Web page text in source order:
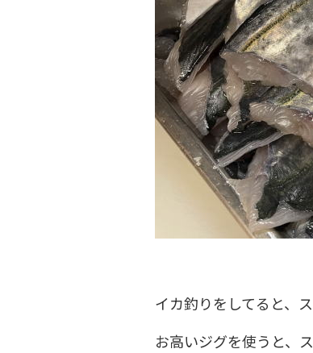
イカ釣りをしてると、
お高いジグを使うと、